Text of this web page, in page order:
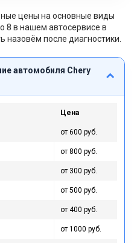
цены на основные виды
8 в нашем автосервисе в
назовём после диагностики.
автомобиля Chery
Цена
от 600 руб.
от 800 руб.
от 300 руб.
от 500 руб.
от 400 руб.
от 1000 руб.